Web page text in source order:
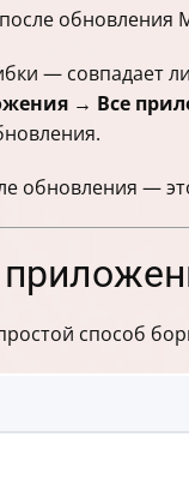
— совпадает
→ Все
обновления —
способ